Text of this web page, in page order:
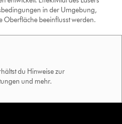
in der Umgebung,
Oberfläche beeinflusst werden.
du Hinweise zur
und mehr.